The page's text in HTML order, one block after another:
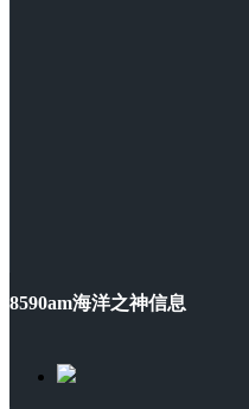
8590am海洋之神信息